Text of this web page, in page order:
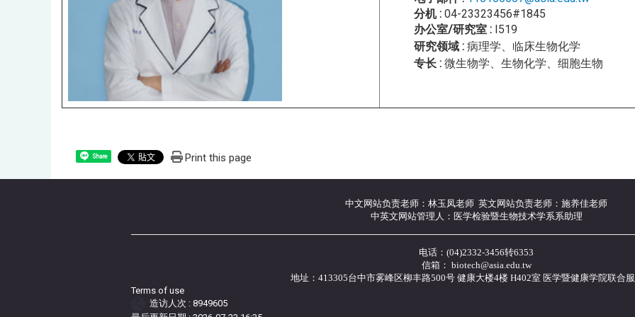
分机 : 04-23323456#1845
办公室/研究室 : I519
研究领域 : 病理学、临床生物化学
专长 : 微生物学、生物化学、细胞生物
Share Print this page
中文网站负责老师：林玉凤老师 英文网站负责老师：施养佳老师
中英文网站管理人：医学检验暨生物技术学系系助理
电话：(04)2332-3456转6353
信箱： biotech@asia.edu.tw
地址：413305台中市雾峰区柳丰路500号 健康大楼4楼 H402室 医学暨健康学院联合
Terms of use
造访人次 : 8949605